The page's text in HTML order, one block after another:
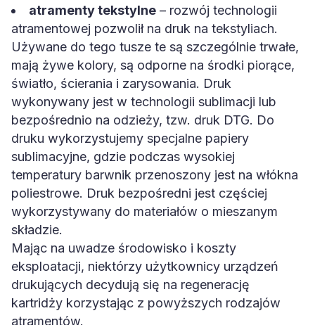
atramenty tekstylne – rozwój technologii
atramentowej pozwolił na druk na tekstyliach.
Używane do tego tusze te są szczególnie trwałe,
mają żywe kolory, są odporne na środki piorące,
światło, ścierania i zarysowania. Druk
wykonywany jest w technologii sublimacji lub
bezpośrednio na odzieży, tzw. druk DTG. Do
druku wykorzystujemy specjalne papiery
sublimacyjne, gdzie podczas wysokiej
temperatury barwnik przenoszony jest na włókna
poliestrowe. Druk bezpośredni jest częściej
wykorzystywany do materiałów o mieszanym
składzie.
Mając na uwadze środowisko i koszty
eksploatacji, niektórzy użytkownicy urządzeń
drukujących decydują się na regenerację
kartridży korzystając z powyższych rodzajów
atramentów.